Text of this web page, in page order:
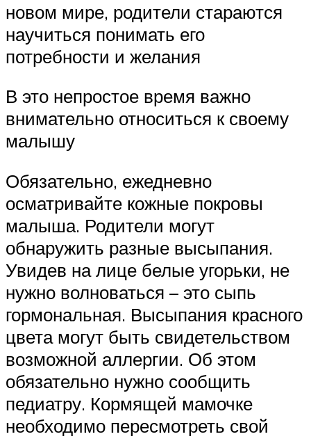
новом мире, родители стараются
научиться понимать его
потребности и желания
В это непростое время важно
внимательно относиться к своему
малышу
Обязательно, ежедневно
осматривайте кожные покровы
малыша. Родители могут
обнаружить разные высыпания.
Увидев на лице белые угорьки, не
нужно волноваться – это сыпь
гормональная. Высыпания красного
цвета могут быть свидетельством
возможной аллергии. Об этом
обязательно нужно сообщить
педиатру. Кормящей мамочке
необходимо пересмотреть свой